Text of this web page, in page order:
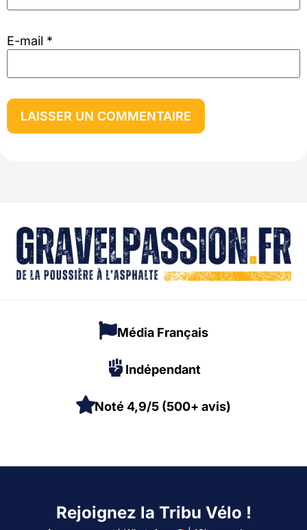
E-mail *
Média Français
Indépendant
Noté 4,9/5 (500+ avis)
Rejoignez la Tribu Vélo !